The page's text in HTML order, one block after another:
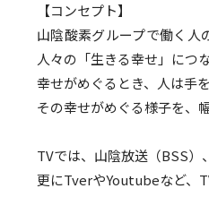
【コンセプト】
山陰酸素グループで働く人
人々の「生きる幸せ」につ
幸せがめぐるとき、人は手
その幸せがめぐる様子を、
TVでは、山陰放送（BSS）
更にTverやYoutubeなど、